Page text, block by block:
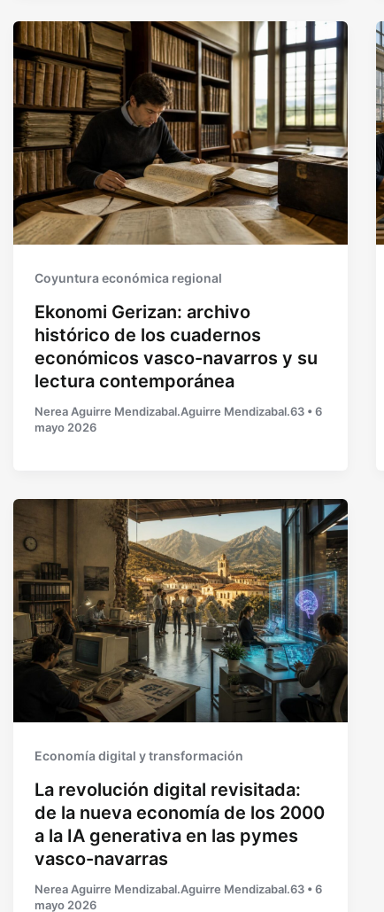
Coyuntura económica regional
Ekonomi Gerizan: archivo
histórico de los cuadernos
económicos vasco-navarros y su
lectura contemporánea
Nerea Aguirre Mendizabal.Aguirre Mendizabal.63 •6
mayo 2026
Economía digital y transformación
La revolución digital revisitada:
de la nueva economía de los 2000
a la IA generativa en las pymes
vasco-navarras
Nerea Aguirre Mendizabal.Aguirre Mendizabal.63 •6
mayo 2026